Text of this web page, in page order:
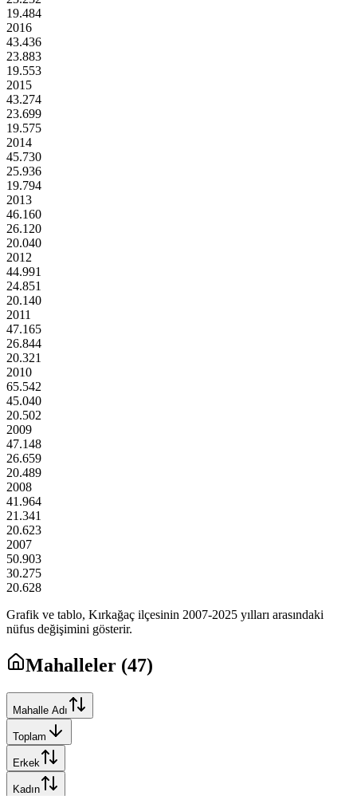
19.484
2016
43.436
23.883
19.553
2015
43.274
23.699
19.575
2014
45.730
25.936
19.794
2013
46.160
26.120
20.040
2012
44.991
24.851
20.140
2011
47.165
26.844
20.321
2010
65.542
45.040
20.502
2009
47.148
26.659
20.489
2008
41.964
21.341
20.623
2007
50.903
30.275
20.628
Grafik ve tablo, Kırkağaç ilçesinin 2007-2025 yılları arasındaki
nüfus değişimini gösterir.
Mahalleler (47)
Mahalle Adı
Toplam
Erkek
Kadın